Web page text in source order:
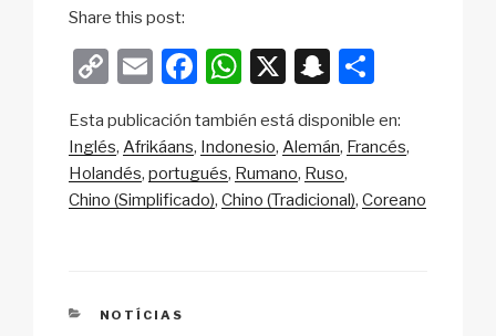
Share this post:
C
p
y
Li
E
ail
F
c
e
b
W
at
s
A
X
S
a
p
c
ar
Esta publicación también está disponible en:
Inglés Afrikáans Indonesio Alemán Francés
Holandés portugués Rumano Ruso
Chino (Simplificado) Chino (Tradicional) Coreano
CATEGORIES
NOTÍCIAS